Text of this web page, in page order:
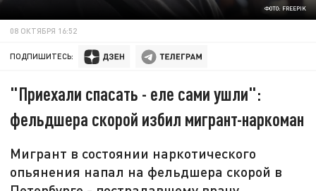
ФОТО: FREEPIK
08 ОКТЯБРЯ 16:52
ПОДПИШИТЕСЬ:
"Приехали спасать - еле сами ушли":
фельдшера скорой избил мигрант-наркоман
Мигрант в состоянии наркотического
опьянения напал на фельдшера скорой в